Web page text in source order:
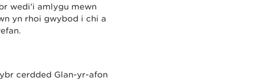
wedi'i amlygu mewn
yn rhoi gwybod i chi a
cerdded Glan-yr-afon